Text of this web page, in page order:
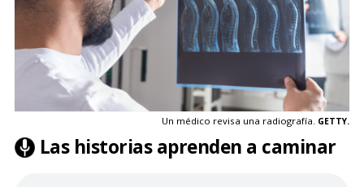
Un médico revisa una radiografía. GETTY.
Las historias aprenden a caminar